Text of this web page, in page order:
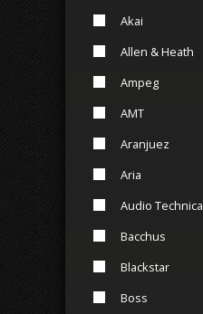
Akai
Allen & Heath
Ampeg
AMT
Aranjuez
Aria
Audio Technica
Bacchus
Blackstar
Boss